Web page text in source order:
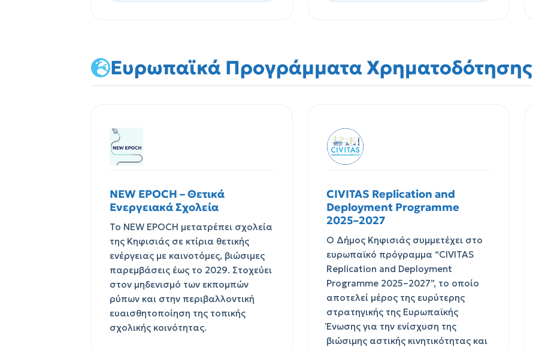
Ευρωπαϊκά Προγράμματα Χρηματοδότησης
NEW EPOCH – Θετικά
Ενεργειακά Σχολεία
Το NEW EPOCH μετατρέπει σχολεία
της Κηφισιάς σε κτίρια θετικής
ενέργειας με καινοτόμες, βιώσιμες
παρεμβάσεις έως το 2029. Στοχεύει
στον μηδενισμό των εκπομπών
ρύπων και στην περιβαλλοντική
ευαισθητοποίηση της τοπικής
σχολικής κοινότητας.
CIVITAS Replication and
Deployment Programme
2025–2027
Ο Δήμος Κηφισιάς συμμετέχει στο
ευρωπαϊκό πρόγραμμα “CIVITAS
Replication and Deployment
Programme 2025–2027”, το οποίο
αποτελεί μέρος της ευρύτερης
στρατηγικής της Ευρωπαϊκής
Ένωσης για την ενίσχυση της
βιώσιμης αστικής κινητικότητας και